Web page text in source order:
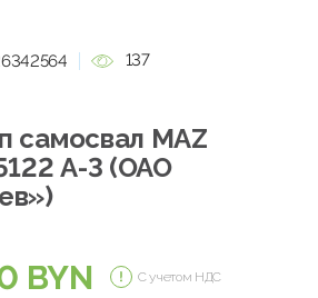
137
самосвал MAZ
А-3 (ОАО
BYN С учетом НДС